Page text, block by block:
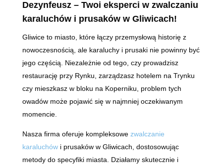
Dezynfeusz – Twoi eksperci w zwalczaniu
karaluchów i prusaków w Gliwicach!
Gliwice to miasto, które łączy przemysłową historię z
nowoczesnością, ale karaluchy i prusaki nie powinny być
jego częścią. Niezależnie od tego, czy prowadzisz
restaurację przy Rynku, zarządzasz hotelem na Trynku
czy mieszkasz w bloku na Koperniku, problem tych
owadów może pojawić się w najmniej oczekiwanym
momencie.
Nasza firma oferuje kompleksowe zwalczanie
karaluchówi prusaków w Gliwicach, dostosowując
metody do specyfiki miasta. Działamy skutecznie i